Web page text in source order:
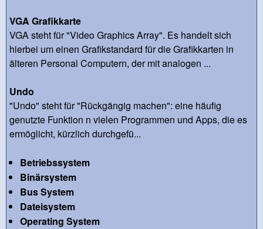
VGA Grafikkarte
VGA steht für "Video Graphics Array". Es handelt sich
hierbei um einen Grafikstandard für die Grafikkarten in
älteren Personal Computern, der mit analogen ...
Undo
"Undo" steht für "Rückgängig machen": eine häufig
genutzte Funktion n vielen Programmen und Apps, die es
ermöglicht, kürzlich durchgefü...
Betriebssystem
Binärsystem
Bus System
Dateisystem
Operating System